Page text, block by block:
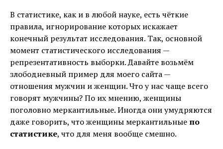
В статистике, как и в любой науке, есть чёткие
правила, игнорирование которых искажает
конечный результат исследования. Так, основной
момент статистического исследования —
репрезентативность выборки. Давайте возьмём
злободневный пример для моего сайта —
отношения мужчин и женщин. Что у нас чаще всего
говорят мужчины? По их мнению, женщины
поголовно меркантильные. Иногда они умудряются
даже говорить, что женщины меркантильные по
статистике, что для меня вообще смешно.